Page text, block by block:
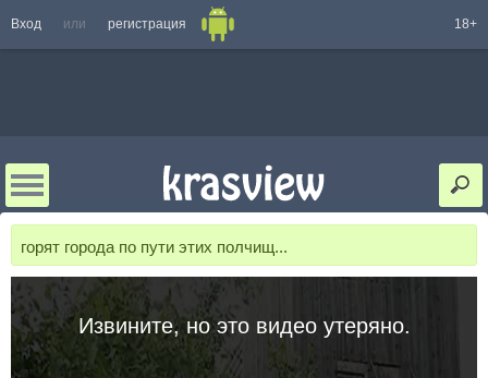
Вход или регистрация 18+
горят города по пути этих полчищ...
Извините, но это видео утеряно.